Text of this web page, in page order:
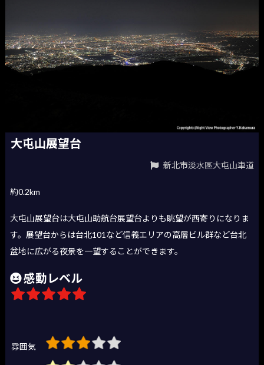
大屯山展望台
新北市淡水區大屯山車道
約0.2km
大屯山展望台は大屯山助航台展望台よりも眺望が西寄りになりま
す。展望台からは台北101など信義エリアの高層ビル群など台北
盆地に広がる夜景を一望することができます。
感動レベル
雰囲気